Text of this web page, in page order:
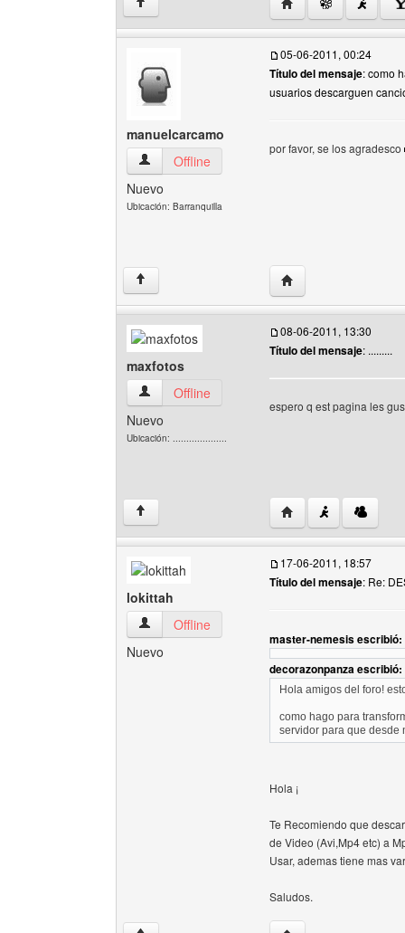
manuelcarcamo
manuelcarcamo Ver perfil del usuario
Offline
Nuevo
Ubicación: Barranquilla
05-06-2011, 00:24
Título del mensaje: como
usuarios descarguen
por favor, se los agradesco
↑ Visitar sitio web del
maxfotos
maxfotos Ver perfil del usuario
Offline
Nuevo
Ubicación: ....................
08-06-2011, 13:30
Título del mensaje: .........
espero q est pagina les
↑ Visitar sitio web del
lokittah
lokittah Ver perfil del usuario
Offline
Nuevo
17-06-2011, 18:57
Título del mensaje: Re:
master-nemesis escribió:
decorazonpanza escribió:
Hola amigos del foro!
como hago para
servidor para que desde
Hola ¡
Te Recomiendo que
de Video (Avi,Mp4 etc) a
Usar, ademas tiene mas
Saludos.